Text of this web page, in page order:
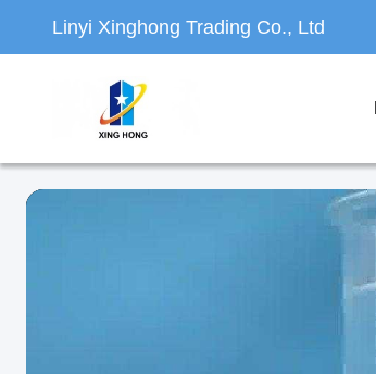
Linyi Xinghong Trading Co., Ltd